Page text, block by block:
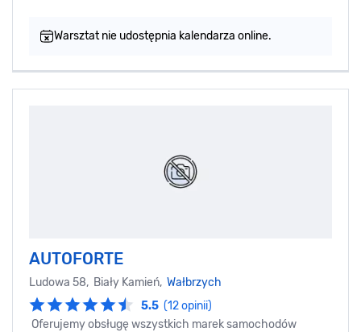
Warsztat nie udostępnia kalendarza online.
AUTOFORTE
Ludowa 58, Biały Kamień, Wałbrzych
5.5 (12 opinii)
Oferujemy obsługę wszystkich marek samochodów